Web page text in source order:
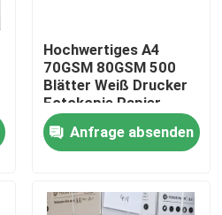
Hochwertiges A4
70GSM 80GSM 500
Blätter Weiß Drucker
Fotokopie Papier
Büropapier
Anfrage absenden